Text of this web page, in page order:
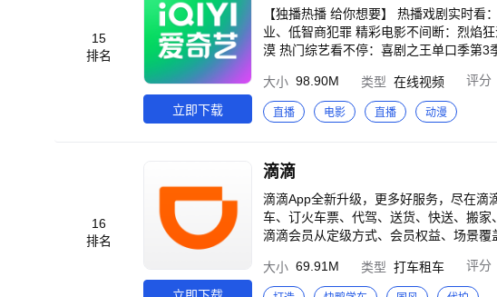
15
排名
立即下载
【独播热播 给你想要】 热播戏剧实时
业、低智商犯罪 精彩电影不间断：烈焰
漠 热门综艺看不停：喜剧之王单口季第3
换：择日飞升、李熊猫、航海王、逆天
味：王羲之 从乌衣巷走向兰亭、中国通
1988、生活大爆炸、老友记、真探、哥谭镇、小谢尔顿、太阳的后
画、杜比全景声、杜比视界、爱奇艺音
特权。 3、身份特权：七端全屏通、畅享
友影片、好友免费一起看。 【温馨提示】 如遇到问题，请打开爱奇艺APP-我的-帮助与反馈，点击页面下方【意见反
馈】或【在线客服】进行反馈。 若您的
0-923-7171）。 我们在修复bug优化产
大小 98.90M 类型 在线视频 评分
直播 电影 直播 动漫
16
排名
滴滴
滴滴App全新升级，更多好服务，尽在滴
车、订火车票、代驾、送货、快送、搬家
滴滴会员从定级方式、会员权益、场景覆
验更有保障； 3、更广泛的场景覆盖：新
期间，还有惊喜会员升级礼等你来领取！
大小 69.91M 类型 打车租车 评分